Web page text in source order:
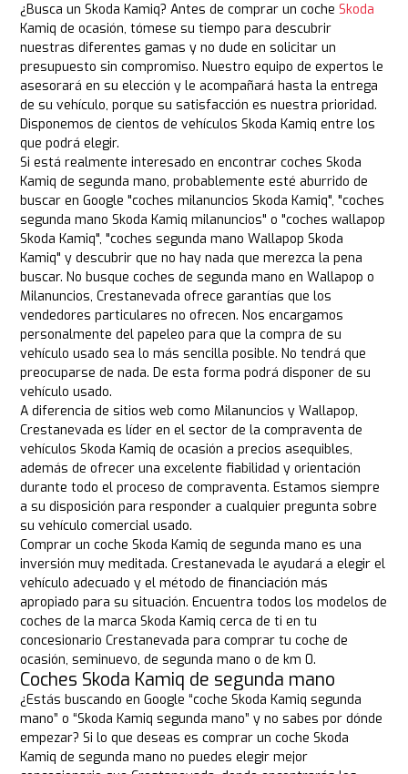
¿Busca un Skoda Kamiq? Antes de comprar un cocheSkoda
Kamiq de ocasión, tómese su tiempo para descubrir
nuestras diferentes gamas y no dude en solicitar un
presupuesto sin compromiso. Nuestro equipo de expertos le
asesorará en su elección y le acompañará hasta la entrega
de su vehículo, porque su satisfacción es nuestra prioridad.
Disponemos de cientos de vehículos Skoda Kamiq entre los
que podrá elegir.
Si está realmente interesado en encontrar coches Skoda
Kamiq de segunda mano, probablemente esté aburrido de
buscar en Google "coches milanuncios Skoda Kamiq", "coches
segunda mano Skoda Kamiq milanuncios" o "coches wallapop
Skoda Kamiq", "coches segunda mano Wallapop Skoda
Kamiq" y descubrir que no hay nada que merezca la pena
buscar. No busque coches de segunda mano en Wallapop o
Milanuncios, Crestanevada ofrece garantías que los
vendedores particulares no ofrecen. Nos encargamos
personalmente del papeleo para que la compra de su
vehículo usado sea lo más sencilla posible. No tendrá que
preocuparse de nada. De esta forma podrá disponer de su
vehículo usado.
A diferencia de sitios web como Milanuncios y Wallapop,
Crestanevada es líder en el sector de la compraventa de
vehículos Skoda Kamiq de ocasión a precios asequibles,
además de ofrecer una excelente fiabilidad y orientación
durante todo el proceso de compraventa. Estamos siempre
a su disposición para responder a cualquier pregunta sobre
su vehículo comercial usado.
Comprar un coche Skoda Kamiq de segunda mano es una
inversión muy meditada. Crestanevada le ayudará a elegir el
vehículo adecuado y el método de financiación más
apropiado para su situación. Encuentra todos los modelos de
coches de la marca Skoda Kamiq cerca de ti en tu
concesionario Crestanevada para comprar tu coche de
ocasión, seminuevo, de segunda mano o de km 0.
Coches Skoda Kamiq de segunda mano
¿Estás buscando en Google “coche Skoda Kamiq segunda
mano” o “Skoda Kamiq segunda mano” y no sabes por dónde
empezar? Si lo que deseas es comprar un coche Skoda
Kamiq de segunda mano no puedes elegir mejor